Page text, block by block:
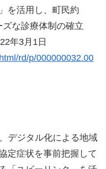
を活用し、町民約
な診療体制の確立
年3月1日
rd/p/000000032.00
デジタル化による地域
定症状を事前把握して